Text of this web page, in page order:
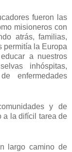
fueron las
misioneros con
atrás, familias,
permitía la Europa
a nuestros
inhóspitas,
enfermedades
y de
a la difícil tarea de
largo camino de